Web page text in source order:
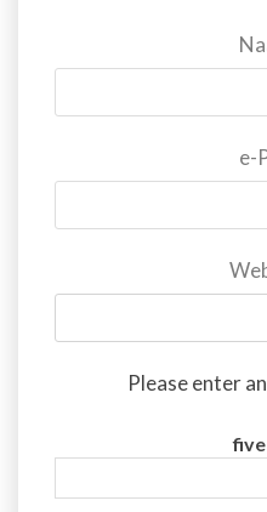
e-
Please enter
five